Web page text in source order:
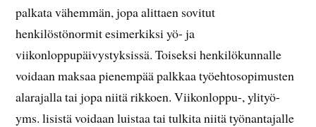
palkata vähemmän, jopa alittaen sovitut
henkilöstönormit esimerkiksi yö- ja
viikonloppupäivystyksissä. Toiseksi henkilökunnalle
voidaan maksaa pienempää palkkaa työehtosopimusten
alarajalla tai jopa niitä rikkoen. Viikonloppu-, ylityö-
yms. lisistä voidaan luistaa tai tulkita niitä työnantajalle